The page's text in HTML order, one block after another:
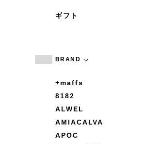
ギフト
BRAND
+maffs
8182
ALWEL
AMIACALVA
APOC